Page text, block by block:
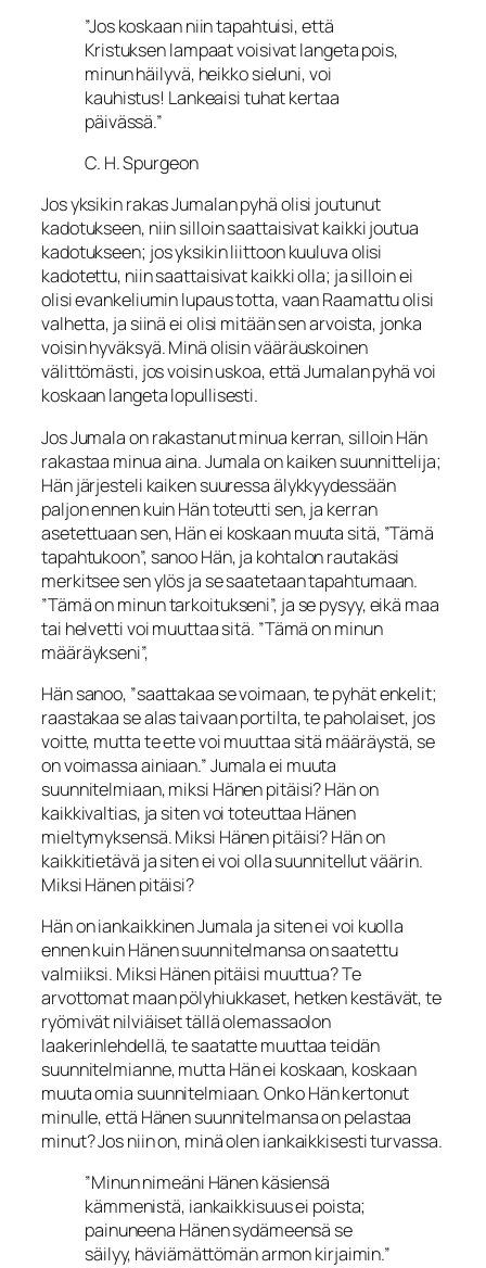
”Jos koskaan niin tapahtuisi, että
Kristuksen lampaat voisivat langeta pois,
minun häilyvä, heikko sieluni, voi
kauhistus! Lankeaisi tuhat kertaa
päivässä.”
C. H. Spurgeon
Jos yksikin rakas Jumalan pyhä olisi joutunut
kadotukseen, niin silloin saattaisivat kaikki joutua
kadotukseen; jos yksikin liittoon kuuluva olisi
kadotettu, niin saattai­sivat kaikki olla; ja silloin ei
olisi evankeliumin lupaus totta, vaan Raamattu olisi
valhetta, ja siinä ei olisi mitään sen arvoista, jonka
voisin hyväksyä. Minä olisin vääräuskoinen
välittömästi, jos voisin uskoa, että Jumalan pyhä voi
koskaan langeta lopullisesti.
Jos Jumala on rakastanut minua kerran, silloin Hän
rakastaa minua ai­na. Jumala on kaiken suunnittelija;
Hän järjesteli kaiken suuressa älykkyydessään
paljon ennen kuin Hän toteutti sen, ja kerran
asetettuaan sen, Hän ei koskaan muuta sitä, ”Tämä
tapahtukoon”, sanoo Hän, ja kohtalon rautakäsi
merkitsee sen ylös ja se saatetaan tapahtumaan.
”Tämä on minun tarkoitukseni”, ja se pysyy, eikä maa
tai helvetti voi muuttaa sitä. ”Tämä on minun
määräykseni”,
Hän sanoo, ”saattakaa se voimaan, te pyhät enkelit;
raastakaa se alas taivaan portilta, te paholaiset, jos
voitte, mutta te ette voi muuttaa sitä määräystä, se
on voimassa ainiaan.” Jumala ei muuta
suunnitelmiaan, miksi Hänen pitäisi? Hän on
kaikkivaltias, ja siten voi toteuttaa Hänen
mieltymyksensä. Miksi Hänen pitäisi? Hän on
kaikkitietävä ja siten ei voi olla suunnitellut väärin.
Miksi Hänen pitäisi?
Hän on iankaikkinen Jumala ja siten ei voi kuolla
ennen kuin Hänen suunnitelmansa on saatettu
valmiiksi. Miksi Hänen pitäisi muuttua? Te
arvottomat maan pölyhiukkaset, hetken kestävät, te
ryömivät nilviäiset tällä olemassaolon
laakerinlehdellä,tesaatatte muuttaa teidän
suunnitel­mianne, mutta Hänei koskaan, koskaan
muuta omia suunnitelmiaan. Onko Hän kertonut
minulle, että Hänen suunnitelmansa on pelastaa
minut? Jos niin on, minä olen iankaikkisesti turvassa.
”Minun nimeäni Hänen käsiensä
kämmenistä, iankaikkisuus ei poista;
painuneena Hänen sydämeensä se
säilyy, häviämättömän armon kirjaimin.”